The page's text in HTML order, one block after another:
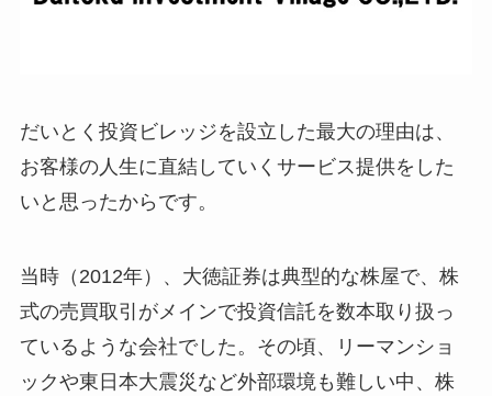
だいとく投資ビレッジを設立した最大の理由は、
お客様の人生に直結していくサービス提供をした
いと思ったからです。
当時（2012年）、大徳証券は典型的な株屋で、株
式の売買取引がメインで投資信託を数本取り扱っ
ているような会社でした。その頃、リーマンショ
ックや東日本大震災など外部環境も難しい中、株